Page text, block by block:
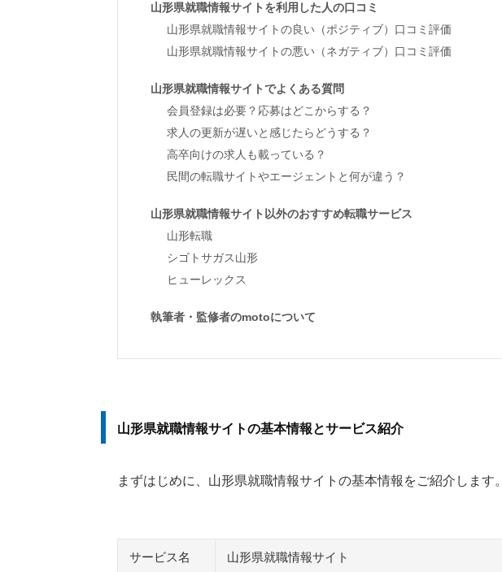
山形県就職情報サイトを利用した人の口コミ
山形県就職情報サイトの良い（ポジティブ）口コミ評価
山形県就職情報サイトの悪い（ネガティブ）口コミ評価
山形県就職情報サイトでよくある質問
会員登録は必要？応募はどこからする？
求人の更新が遅いと感じたらどうする？
高卒向けの求人も載っている？
民間の転職サイトやエージェントと何が違う？
山形県就職情報サイト以外のおすすめ転職サービス
山形転職
シゴトサガス山形
ヒューレックス
執筆者・監修者のmotoについて
山形県就職情報サイトの基本情報とサービス紹介
まずはじめに、山形県就職情報サイトの基本情報をご紹介します。
サービス名 山形県就職情報サイト